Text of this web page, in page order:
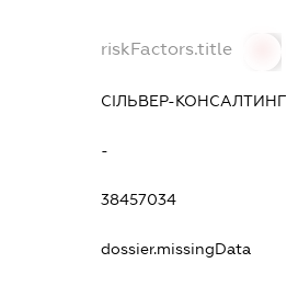
riskFactors.title
СІЛЬВЕР-КОНСАЛТИНГ
-
38457034
dossier.missingData